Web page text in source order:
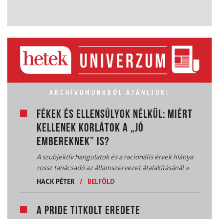
ARCHÍVUMUNKBÓL AJÁNLJUK:
FÉKEK ÉS ELLENSÚLYOK NÉLKÜL: MIÉRT
KELLENEK KORLÁTOK A „JÓ
EMBEREKNEK” IS?
A szubjektív hangulatok és a racionális érvek hiánya
rossz tanácsadó az államszervezet átalakításánál»
HACK PÉTER
/ BELFÖLD
A PRIDE TITKOLT EREDETE